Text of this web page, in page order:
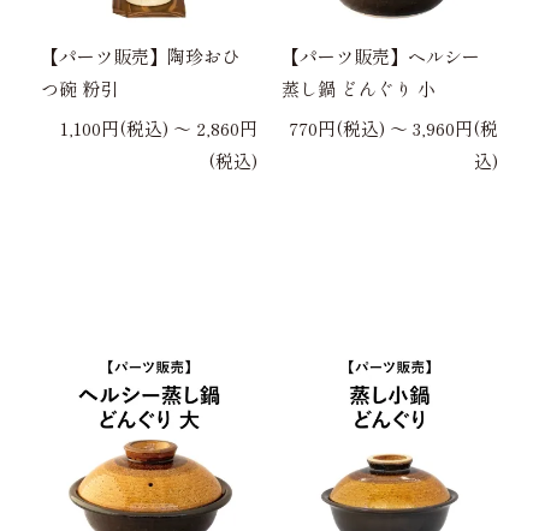
【パーツ販売】陶珍おひ
つ碗 粉引
1,100円(税込) 〜 2,860円
(税込)
【パーツ販売】ヘルシー
蒸し鍋 どんぐり 小
770円(税込) 〜 3,960円(税
込)